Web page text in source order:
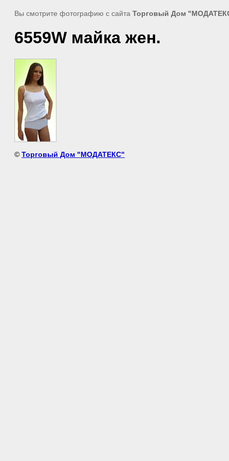
Вы смотрите фотографию с сайта Торговый Дом
6559W майка жен.
© Торговый Дом "МОДАТЕКС"